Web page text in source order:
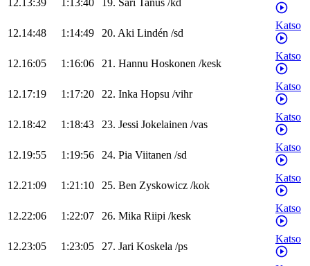
12.13:39 1:13:40 19. Sari Tanus /kd
12.14:48 1:14:49 20. Aki Lindén /sd
Katso
12.16:05 1:16:06 21. Hannu Hoskonen /kesk
Katso
12.17:19 1:17:20 22. Inka Hopsu /vihr
Katso
12.18:42 1:18:43 23. Jessi Jokelainen /vas
Katso
12.19:55 1:19:56 24. Pia Viitanen /sd
Katso
12.21:09 1:21:10 25. Ben Zyskowicz /kok
Katso
12.22:06 1:22:07 26. Mika Riipi /kesk
Katso
12.23:05 1:23:05 27. Jari Koskela /ps
Katso